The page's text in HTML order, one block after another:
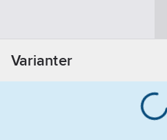
Varianter